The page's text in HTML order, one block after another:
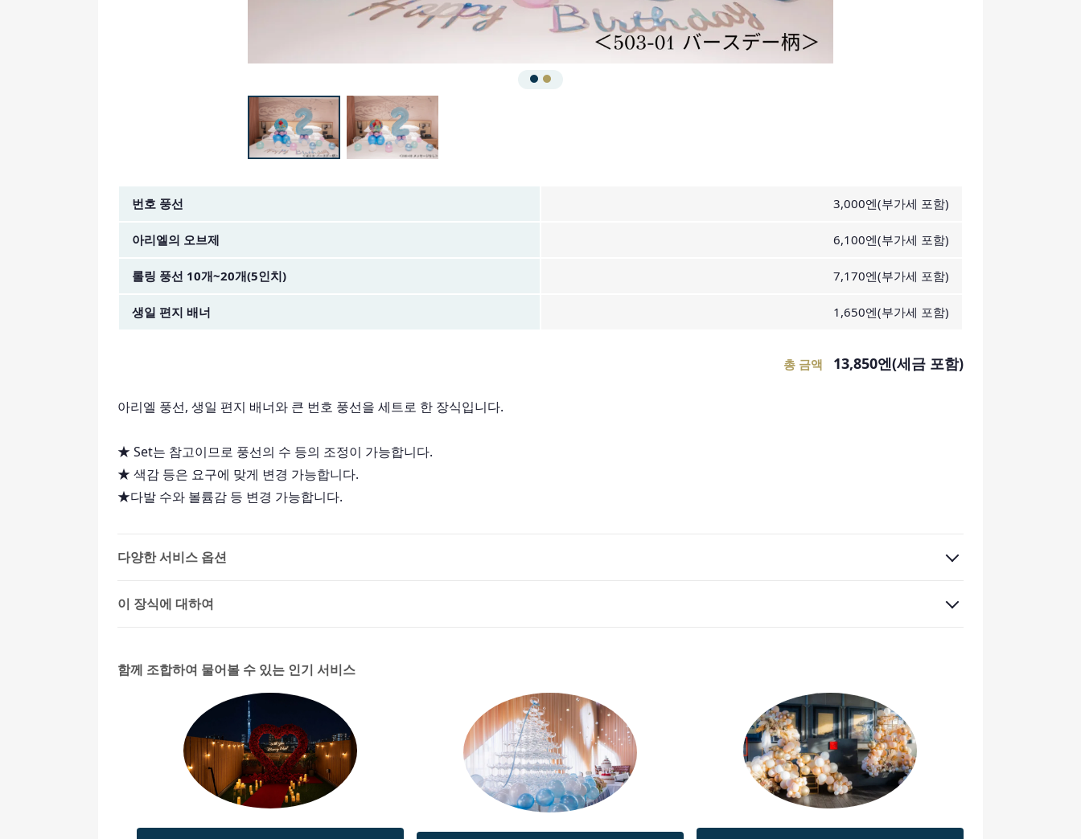
금액 이미지
번호 풍선 3,000엔(부가세 포함)
아리엘의 오브제 6,100엔(부가세 포함)
롤링 풍선 10개~20개(5인치) 7,170엔(부가세 포함)
생일 편지 배너 1,650엔(부가세 포함)
총 금액 13,850엔(세금 포함)
아리엘 풍선, 생일 편지 배너와 큰 번호 풍선을 세트로 한 장식입니다.
★ Set는 참고이므로 풍선의 수 등의 조정이 가능합니다.
★ 색감 등은 요구에 맞게 변경 가능합니다.
★다발 수와 볼륨감 등 변경 가능합니다.
다양한 서비스 옵션
이 장식에 대하여
함께 조합하여 물어볼 수 있는 인기 서비스